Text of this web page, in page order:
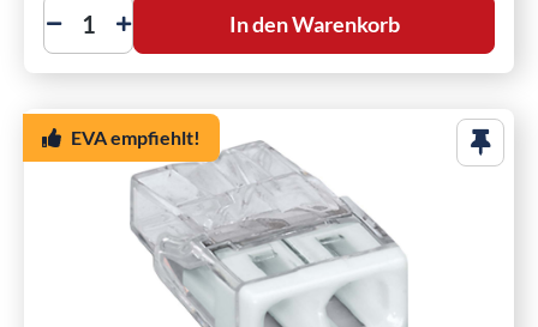
In den Warenkorb
EVA empfiehlt!